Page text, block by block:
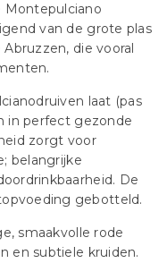
van de grote plas
die vooral
laat (pas
in perfect gezonde
zorgt voor
belangrijke
De
gebotteld.
smaakvolle rode
en subtiele kruiden.